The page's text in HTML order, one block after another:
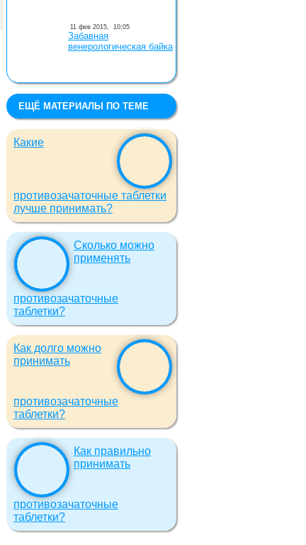
11 фев 2015, 10:05
Забавная
венерологическая байка
ЕЩЁ МАТЕРИАЛЫ ПО ТЕМЕ
Какие
противозачаточные таблетки
лучше принимать?
Сколько можно
применять
противозачаточные
таблетки?
Как долго можно
принимать
противозачаточные
таблетки?
Как правильно
принимать
противозачаточные
таблетки?